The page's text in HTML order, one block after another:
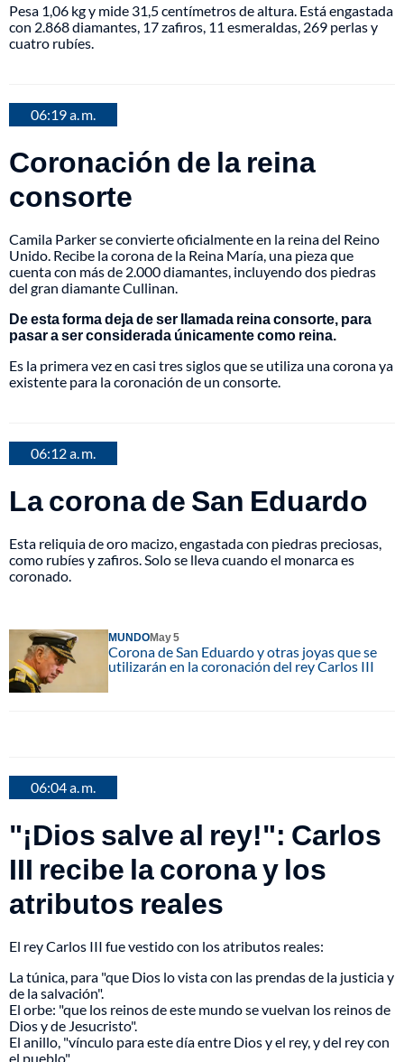
Pesa 1,06 kg y mide 31,5 centímetros de altura. Está engastada
con 2.868 diamantes, 17 zafiros, 11 esmeraldas, 269 perlas y
cuatro rubíes.
06:19 a. m.
Coronación de la reina
consorte
Camila Parker se convierte oficialmente en la reina del Reino
Unido. Recibe la corona de la Reina María, una pieza que
cuenta con más de 2.000 diamantes, incluyendo dos piedras
del gran diamante Cullinan.
De esta forma deja de ser llamada reina consorte, para
pasar a ser considerada únicamente como reina.
Es la primera vez en casi tres siglos que se utiliza una corona ya
existente para la coronación de un consorte.
06:12 a. m.
La corona de San Eduardo
Esta reliquia de oro macizo, engastada con piedras preciosas,
como rubíes y zafiros. Solo se lleva cuando el monarca es
coronado.
MUNDOMay 5
Corona de San Eduardo y otras joyas que se
utilizarán en la coronación del rey Carlos III
06:04 a. m.
"¡Dios salve al rey!": Carlos
III recibe la corona y los
atributos reales
El rey Carlos III fue vestido con los atributos reales:
La túnica, para "que Dios lo vista con las prendas de la justicia y
de la salvación".
El orbe: "que los reinos de este mundo se vuelvan los reinos de
Dios y de Jesucristo".
El anillo, "vínculo para este día entre Dios y el rey, y del rey con
el pueblo".